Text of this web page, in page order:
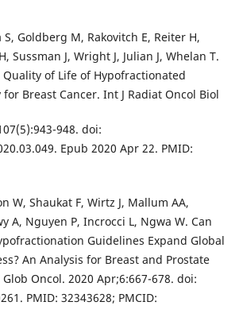
Goldberg M, Rakovitch E, Reiter H,
Sussman J, Wright J, Julian J, Whelan T.
of Life of Hypofractionated
Breast Cancer. Int J Radiat Oncol Biol
948. doi:
Epub 2020 Apr 22. PMID:
W, Shaukat F, Wirtz J, Mallum AA,
A, Nguyen P, Incrocci L, Ngwa W. Can
Guidelines Expand Global
An Analysis for Breast and Prostate
Glob Oncol. 2020 Apr;6:667-678. doi:
PMID: 32343628; PMCID: